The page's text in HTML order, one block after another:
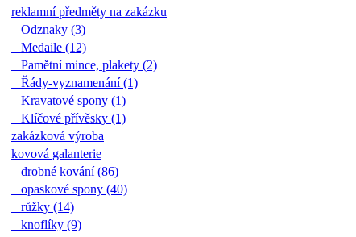
reklamní předměty na zakázku
Odznaky (3)
Medaile (12)
Pamětní mince, plakety (2)
Řády-vyznamenání (1)
Kravatové spony (1)
Klíčové přívěsky (1)
zakázková výroba
kovová galanterie
drobné kování (86)
opaskové spony (40)
růžky (14)
knoflíky (9)